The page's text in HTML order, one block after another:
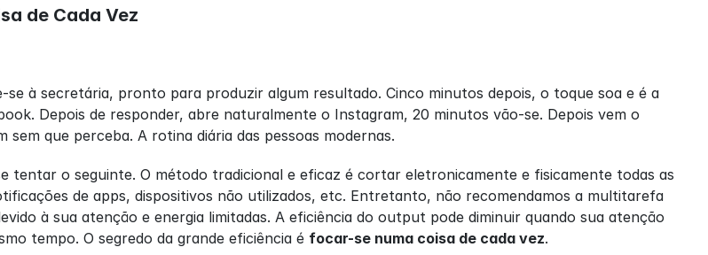
de Cada Vez
à secretária, pronto para produzir algum resultado. Cinco minutos depois, o toque soa e é a
Depois de responder, abre naturalmente o Instagram, 20 minutos vão-se. Depois vem o
sem que perceba. A rotina diária das pessoas modernas.
tentar o seguinte. O método tradicional e eficaz é cortar eletronicamente e fisicamente todas as
de apps, dispositivos não utilizados, etc. Entretanto, não recomendamos a multitarefa
à sua atenção e energia limitadas. A eficiência do output pode diminuir quando sua atenção
tempo. O segredo da grande eficiência é focar-se numa coisa de cada vez.